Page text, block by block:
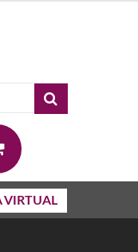
VIRTUAL